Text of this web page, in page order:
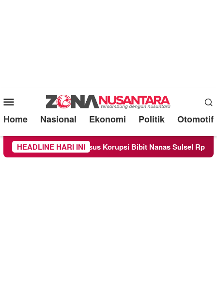
Mobile
Menu
Home Nasional Ekonomi Politik Otomotif
HEADLINE HARI INI
Kasus Korupsi Bibit Nanas Sulsel Rp 52,4 Miliar